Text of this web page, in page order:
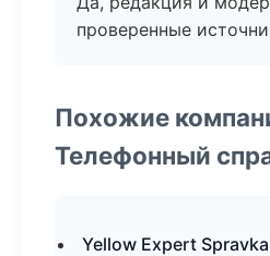
проверенные
Похожие
Телефонный
Yellow Expert